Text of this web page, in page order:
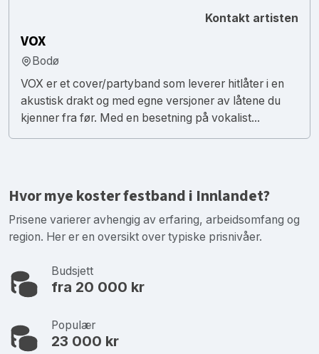
Kontakt artisten
VOX
Bodø
VOX er et cover/partyband som leverer hitlåter i en
akustisk drakt og med egne versjoner av låtene du
kjenner fra før. Med en besetning på vokalist...
Hvor mye koster festband i Innlandet?
Prisene varierer avhengig av erfaring, arbeidsomfang og
region. Her er en oversikt over typiske prisnivåer.
Budsjett
fra 20 000 kr
Populær
23 000 kr